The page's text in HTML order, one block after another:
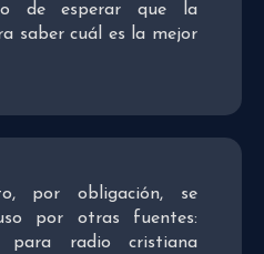
de esperar que la
saber cuál es la mejor
por obligación, se
por otras fuentes:
para radio cristiana